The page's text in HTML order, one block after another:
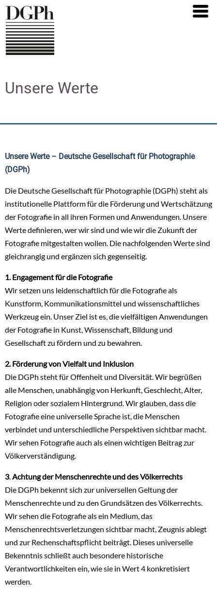
Direkt
zum
Inhalt
Unsere Werte
Unsere Werte – Deutsche Gesellschaft für Photographie
(DGPh)
Die Deutsche Gesellschaft für Photographie (DGPh) steht als
institutionelle Plattform für die Förderung und Wertschätzung
der Fotografie in all ihren Formen und Anwendungen. Unsere
Werte definieren, wer wir sind und wie wir die Zukunft der
Fotografie mitgestalten wollen. Die nachfolgenden Werte sind
gleichrangig und ergänzen sich gegenseitig.
1. Engagement für die Fotografie
Wir setzen uns leidenschaftlich für die Fotografie als
Kunstform, Kommunikationsmittel und wissenschaftliches
Werkzeug ein. Unser Ziel ist es, die vielfältigen Anwendungen
der Fotografie in Kunst, Wissenschaft, Bildung und
Gesellschaft zu fördern und zu bewahren.
2. Förderung von Vielfalt und Inklusion
Die DGPh steht für Offenheit und Diversität. Wir begrüßen
alle Menschen, unabhängig von Herkunft, Geschlecht, Alter,
Religion oder sozialem Hintergrund. Wir glauben, dass die
Fotografie eine universelle Sprache ist, die Menschen
verbindet und unterschiedliche Perspektiven sichtbar macht.
Wir sehen Fotografie auch als einen wichtigen Beitrag zur
Völkerverständigung.
3. Achtung der Menschenrechte und des Völkerrechts
Die DGPh bekennt sich zur universellen Geltung der
Menschenrechte und zu den Grundsätzen des Völkerrechts.
Wir sehen die Fotografie als ein Medium, das
Menschenrechtsverletzungen sichtbar macht, Zeugnis ablegt
und zur Rechenschaftspflicht beiträgt. Dieses universelle
Bekenntnis schließt auch besondere historische
Verantwortlichkeiten ein, wie sie in Wert 4 konkretisiert
werden.